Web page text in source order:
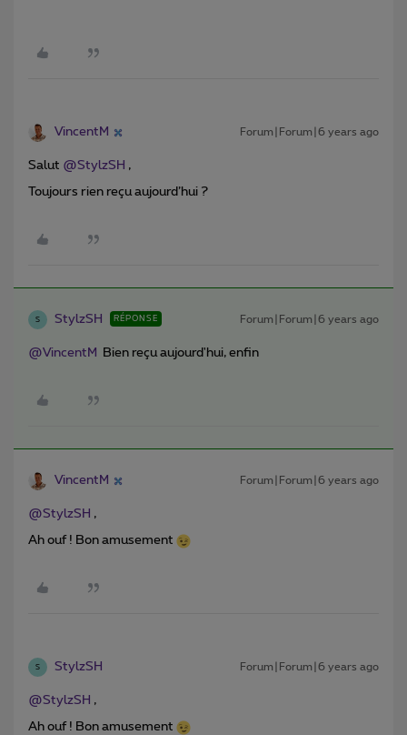
VincentM Forum|Forum|6 years ago
Salut @StylzSH ,
Toujours rien reçu aujourd’hui ?
S StylzSH RÉPONSE Forum|Forum|6 years ago
@VincentM Bien reçu aujourd'hui, enfin
VincentM Forum|Forum|6 years ago
@StylzSH ,
Ah ouf ! Bon amusement
S StylzSH Forum|Forum|6 years ago
@StylzSH ,
Ah ouf ! Bon amusement